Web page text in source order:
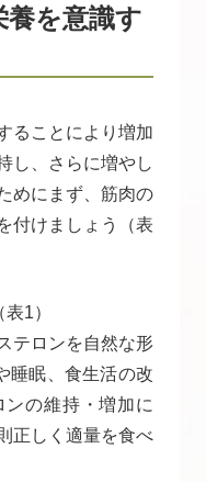
を意識す
ることにより増加
し、さらに増やし
めにまず、筋肉の
付けましょう（表
1）
テロンを自然な形
睡眠、食生活の改
の維持・増加に
正しく適量を食べ